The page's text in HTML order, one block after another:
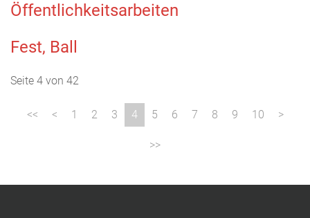
Öffentlichkeitsarbeiten
Fest, Ball
Seite 4 von 42
1 2 3 4 5 6 7 8 9 10